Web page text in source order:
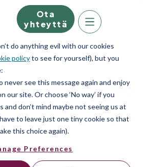
pop-ups can really ruin your visit,
This website does store cookies on
do anything evil with our cookies
policyto see for yourself), but you
never see this message again and enjoy
our site. Or choose ‘No way’ if you
and don’t mind maybe not seeing us at
to leave just one tiny cookie so that
this choice again).
Preferences
Ota
yhteyttä
vinkkipalkkio
tekijän avoinna uusille
Vinkkaa hänelle avoimesta
ja ansaitse 300€!